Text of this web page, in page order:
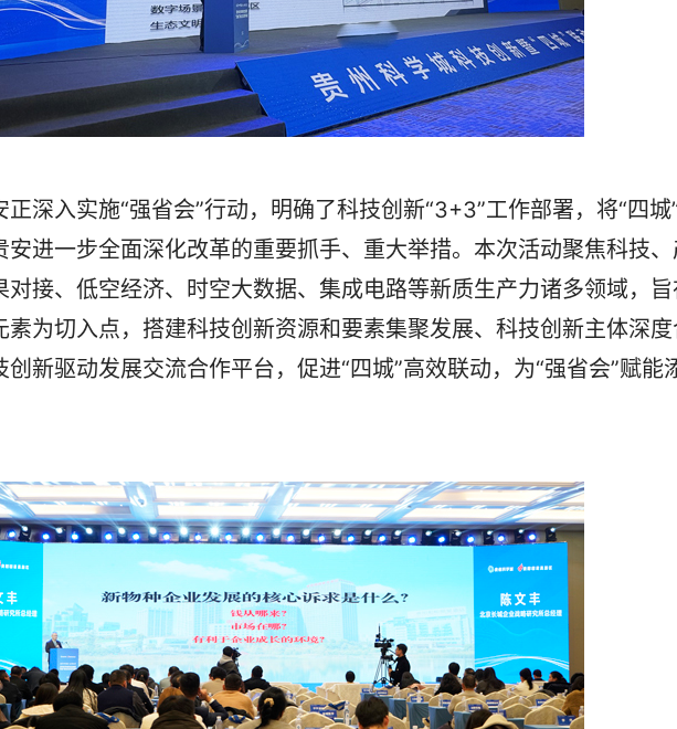
入实施“强省会”行动，明确了科技创新“3+3”工作部署，将“四城
安进一步全面深化改革的重要抓手、重大举措。本次活动聚焦科技
对接、低空经济、时空大数据、集成电路等新质生产力诸多领域，
素为切入点，搭建科技创新资源和要素集聚发展、科技创新主体深
新驱动发展交流合作平台，促进“四城”高效联动，为“强省会”赋能